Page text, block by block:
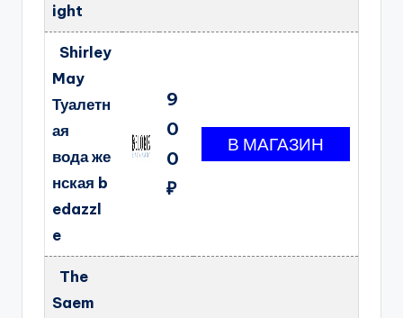
ight
Shirley
May
Туалетн
ая
вода же
нская b
edazzl
e
9
0
0
₽
The
Saem